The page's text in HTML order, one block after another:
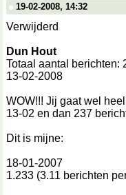
19-02-2008, 14:32
Verwijderd
Dun Hout
Totaal aantal berichten:
13-02-2008
WOW!!! Jij gaat wel
13-02 en dan 237
Dit is mijne:
18-01-2007
1.233 (3.11 berichten